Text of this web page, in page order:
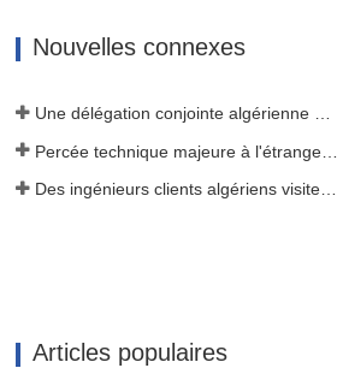
Par la suite,
Nouvelles connexes
Une délégation conjointe algérienne de trois clients a inspecté notre machine à film
Articles populaires